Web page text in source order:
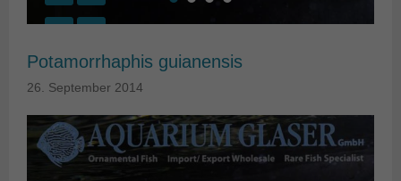
Potamorrhaphis guianensis
26. September 2014